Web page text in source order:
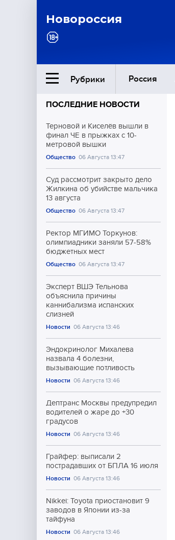
Новороссия
Рубрики Россия
Ближний Восток
Общество
Культура
ПОСЛЕДНИЕ НОВОСТИ
Терновой и Киселёв вышли в
финал ЧЕ в прыжках с 10-
метровой вышки
Общество 06 Августа 13:47
Суд рассмотрит закрыто дело
Жилкина об убийстве мальчика
13 августа
Общество 06 Августа 13:47
Ректор МГИМО Торкунов:
олимпиадники заняли 57-58%
бюджетных мест
Общество 06 Августа 13:47
Эксперт ВШЭ Тельнова
объяснила причины
каннибализма испанских
слизней
Новости 06 Августа 13:46
Эндокринолог Михалева
назвала 4 болезни,
вызывающие потливость
Новости 06 Августа 13:46
Дептранс Москвы предупредил
водителей о жаре до +30
градусов
Новости 06 Августа 13:46
Грайфер: выписали 2
пострадавших от БПЛА 16 июля
Новости 06 Августа 13:46
Nikkei: Toyota приостановит 9
заводов в Японии из-за
тайфуна
Новости 06 Августа 13:46